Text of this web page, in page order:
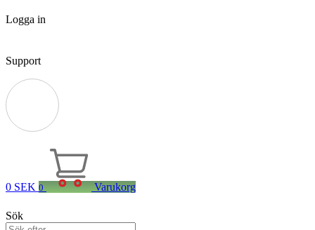
Logga in
Support
0 SEK 0 Varukorg
Sök